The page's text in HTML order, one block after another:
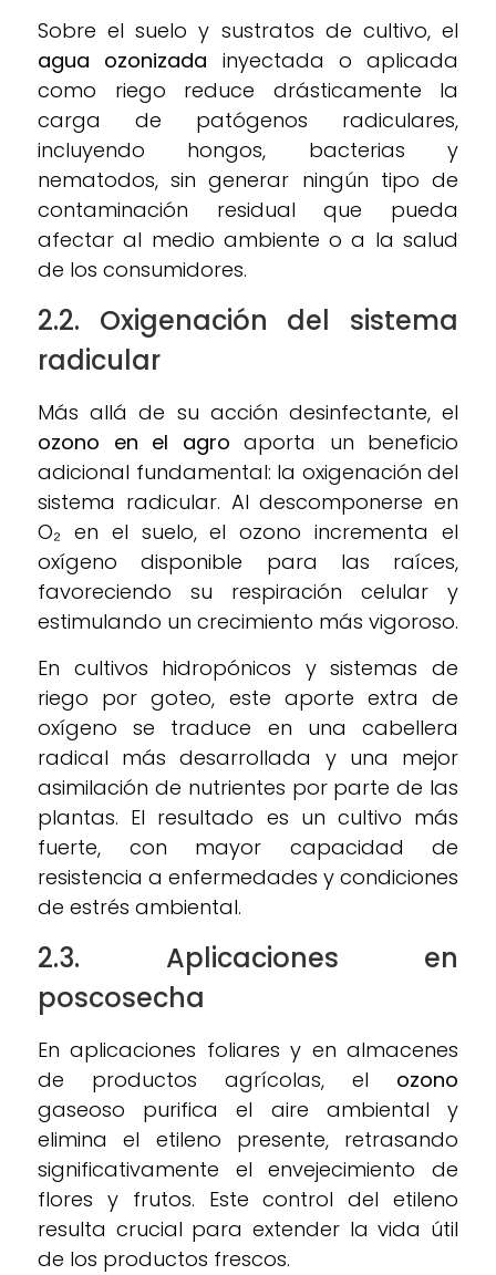
Sobre el suelo y sustratos de cultivo, el
agua ozonizada inyectada o aplicada
como riego reduce drásticamente la
carga de patógenos radiculares,
incluyendo hongos, bacterias y
nematodos, sin generar ningún tipo de
contaminación residual que pueda
afectar al medio ambiente o a la salud
de los consumidores.
2.2. Oxigenación del sistema
radicular
Más allá de su acción desinfectante, el
ozono en el agro aporta un beneficio
adicional fundamental: la oxigenación del
sistema radicular. Al descomponerse en
O₂ en el suelo, el ozono incrementa el
oxígeno disponible para las raíces,
favoreciendo su respiración celular y
estimulando un crecimiento más vigoroso.
En cultivos hidropónicos y sistemas de
riego por goteo, este aporte extra de
oxígeno se traduce en una cabellera
radical más desarrollada y una mejor
asimilación de nutrientes por parte de las
plantas. El resultado es un cultivo más
fuerte, con mayor capacidad de
resistencia a enfermedades y condiciones
de estrés ambiental.
2.3. Aplicaciones en
poscosecha
En aplicaciones foliares y en almacenes
de productos agrícolas, el ozono
gaseoso purifica el aire ambiental y
elimina el etileno presente, retrasando
significativamente el envejecimiento de
flores y frutos. Este control del etileno
resulta crucial para extender la vida útil
de los productos frescos.